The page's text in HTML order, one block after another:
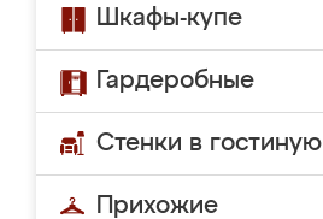
Шкафы-купе
Гардеробные
Стенки в гостиную
Прихожие